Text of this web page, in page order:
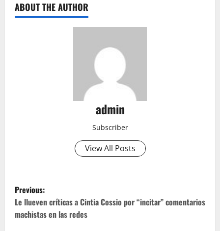
ABOUT THE AUTHOR
admin
Subscriber
View All Posts
P
o
Previous:
Le llueven críticas a Cintia Cossio por “incitar” comentarios
machistas en las redes